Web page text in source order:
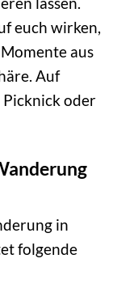
euch wirken,
aus
Auf
oder
in
folgende